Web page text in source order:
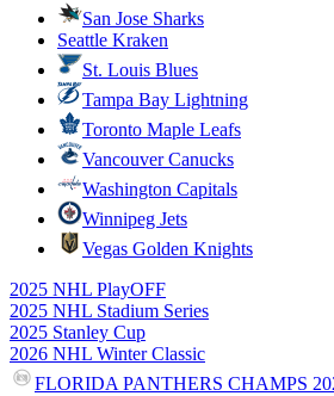
San Jose Sharks
Seattle Kraken
St. Louis Blues
Tampa Bay Lightning
Toronto Maple Leafs
Vancouver Canucks
Washington Capitals
Winnipeg Jets
Vegas Golden Knights
2025 NHL PlayOFF
2025 NHL Stadium Series
2025 Stanley Cup
2026 NHL Winter Classic
FLORIDA PANTHERS CHAMPS